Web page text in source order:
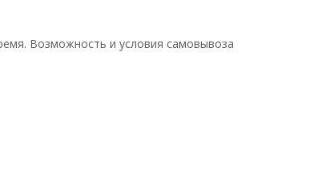
Возможность и условия самовывоза